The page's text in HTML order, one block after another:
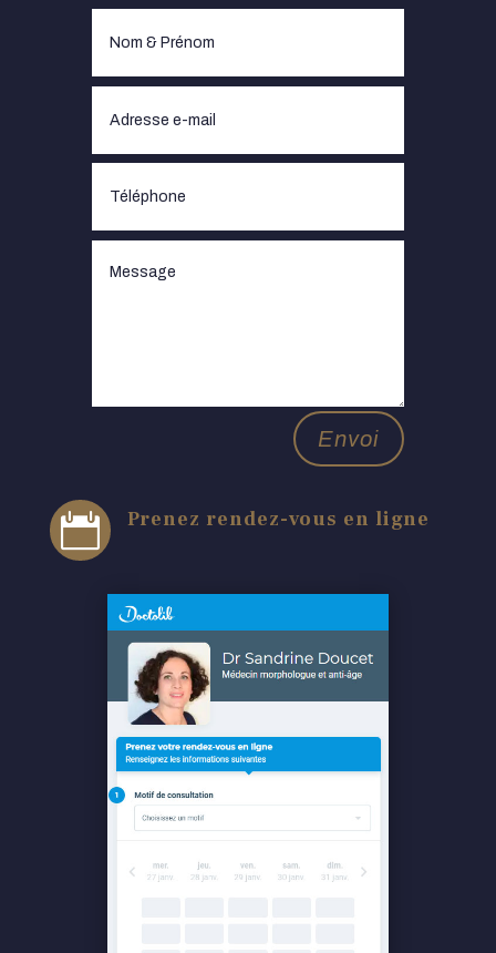
Envoi
 Prenez rendez-vous en ligne